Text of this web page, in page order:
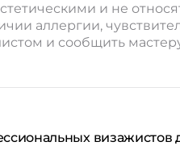
и не
аллергии,
и сообщить
визажистов